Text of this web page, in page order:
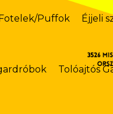
Puffok Éjjeli
Tolóajtós